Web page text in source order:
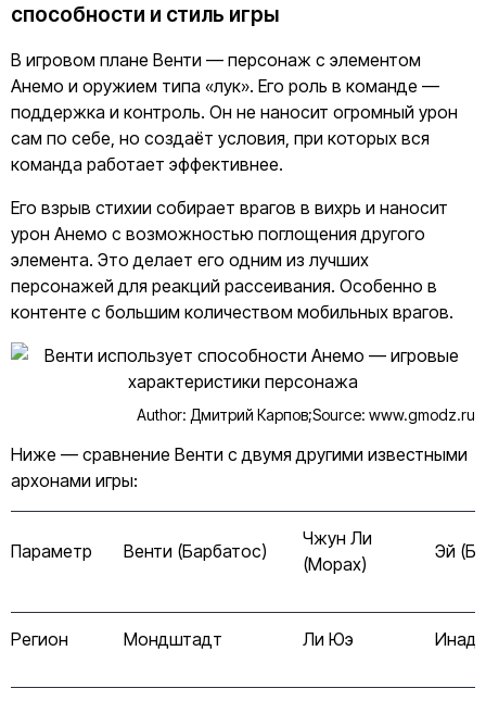
способности и стиль игры
В игровом плане Венти — персонаж с элементом
Анемо и оружием типа «лук». Его роль в команде —
поддержка и контроль. Он не наносит огромный урон
сам по себе, но создаёт условия, при которых вся
команда работает эффективнее.
Его взрыв стихии собирает врагов в вихрь и наносит
урон Анемо с возможностью поглощения другого
элемента. Это делает его одним из лучших
персонажей для реакций рассеивания. Особенно в
контенте с большим количеством мобильных врагов.
Author: Дмитрий Карпов;Source: www.gmodz.ru
Ниже — сравнение Венти с двумя другими известными
архонами игры:
Параметр Венти (Барбатос)
Чжун Ли
(Морах)
Эй
Регион Мондштадт Ли Юэ